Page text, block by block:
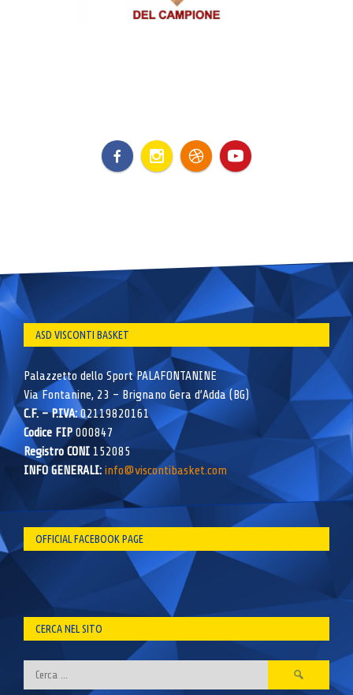
ASD VISCONTI BASKET
Palazzetto dello Sport PALAFONTANINE
Via Fontanine, 23 – Brignano Gera d’Adda (BG)
C.F. – P.IVA:02119820161
Codice FIP000847
Registro CONI 152085
INFO GENERALI: info@viscontibasket.com
OFFICIAL FACEBOOK PAGE
CERCA NEL SITO
Ricerca
per: